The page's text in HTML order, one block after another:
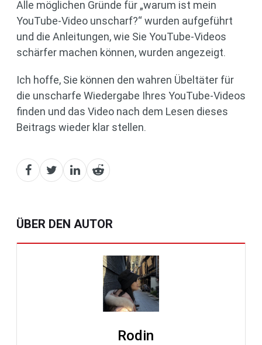
Alle möglichen Gründe für „warum ist mein
YouTube-Video unscharf?“ wurden aufgeführt
und die Anleitungen, wie Sie YouTube-Videos
schärfer machen können, wurden angezeigt.
Ich hoffe, Sie können den wahren Übeltäter für
die unscharfe Wiedergabe Ihres YouTube-Videos
finden und das Video nach dem Lesen dieses
Beitrags wieder klar stellen.
ÜBER DEN AUTOR
Rodin